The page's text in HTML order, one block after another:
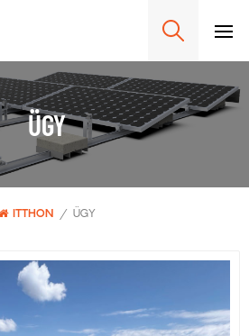
ÜGY
ITTHON / ÜGY